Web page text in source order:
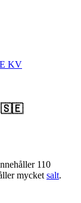
KV
🇸🇪
110
mycketsalt.